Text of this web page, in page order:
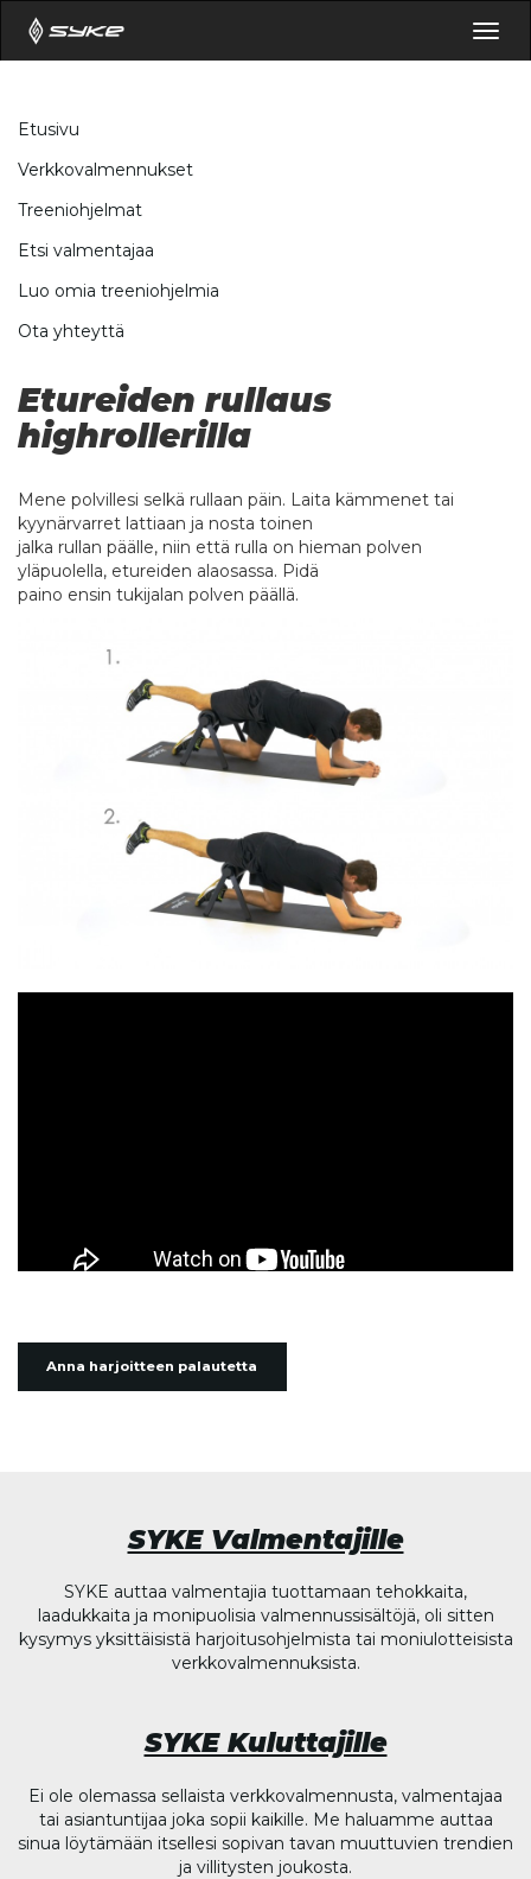
Etusivu
Verkkovalmennukset
Treeniohjelmat
Etsi valmentajaa
Luo omia treeniohjelmia
Ota yhteyttä
Etureiden rullaus
highrollerilla
Mene polvillesi selkä rullaan päin. Laita kämmenet tai
kyynärvarret lattiaan ja nosta toinen
jalka rullan päälle, niin että rulla on hieman polven
yläpuolella, etureiden alaosassa. Pidä
paino ensin tukijalan polven päällä.
Anna harjoitteen palautetta
SYKE Valmentajille
SYKE auttaa valmentajia tuottamaan tehokkaita,
laadukkaita ja monipuolisia valmennussisältöjä, oli sitten
kysymys yksittäisistä harjoitusohjelmista tai moniulotteisista
verkkovalmennuksista.
SYKE Kuluttajille
Ei ole olemassa sellaista verkkovalmennusta, valmentajaa
tai asiantuntijaa joka sopii kaikille. Me haluamme auttaa
sinua löytämään itsellesi sopivan tavan muuttuvien trendien
ja villitysten joukosta.